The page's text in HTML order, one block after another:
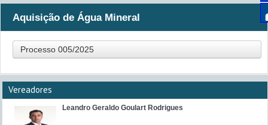
Aquisição de Água Mineral
Processo 005/2025
Vereadores
Leandro Geraldo Goulart Rodrigues